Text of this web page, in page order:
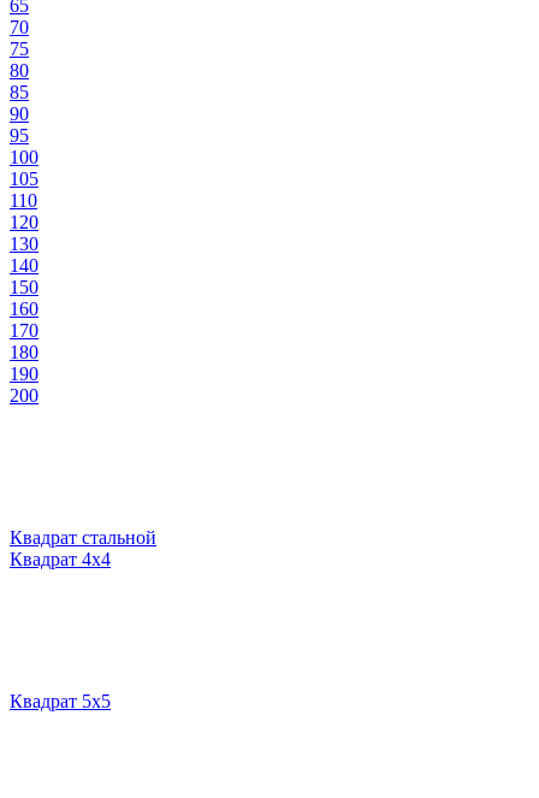
65
70
75
80
85
90
95
100
105
110
120
130
140
150
160
170
180
190
200
Квадрат стальной
Квадрат 4х4
Квадрат 5х5